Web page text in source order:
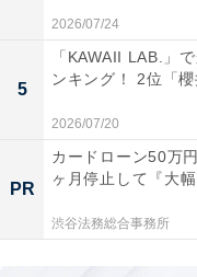
View
2026/07/24
5
「KAWAII LAB.」
ンキング！ 2位「櫻
2026/07/20
PR
カードローン50万
ヶ月停止して『大
渋谷法務総合事務所